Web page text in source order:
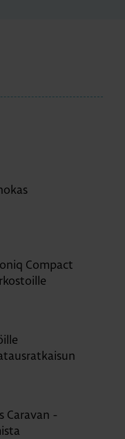
Compact
Caravan -